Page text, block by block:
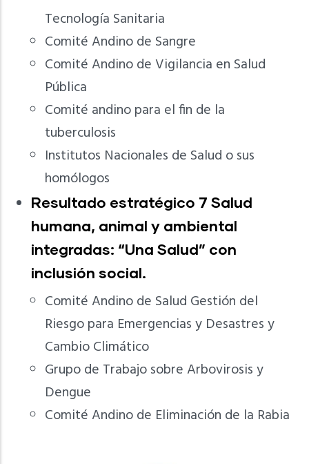
Tecnología Sanitaria
Comité Andino de Sangre
Comité Andino de Vigilancia en Salud
Pública
Comité andino para el fin de la
tuberculosis
Institutos Nacionales de Salud o sus
homólogos
Resultado estratégico 7 Salud
humana, animal y ambiental
integradas: “Una Salud” con
inclusión social.
Comité Andino de Salud Gestión del
Riesgo para Emergencias y Desastres y
Cambio Climático
Grupo de Trabajo sobre Arbovirosis y
Dengue
Comité Andino de Eliminación de la Rabia